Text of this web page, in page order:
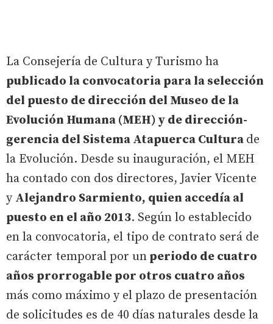
La Consejería de Cultura y Turismo ha
publicado la convocatoria para la selección
del puesto de dirección del Museo de la
Evolución Humana (MEH) y de dirección-
gerencia del Sistema Atapuerca Cultura de
la Evolución. Desde su inauguración, el MEH
ha contado con dos directores, Javier Vicente
y Alejandro Sarmiento, quien accedía al
puesto en el año 2013. Según lo establecido
en la convocatoria, el tipo de contrato será de
carácter temporal por un periodo de cuatro
años prorrogable por otros cuatro años
más como máximo y el plazo de presentación
de solicitudes es de 40 días naturales desde la